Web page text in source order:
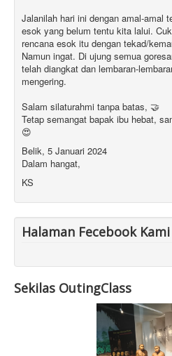
Jalanilah hari ini dengan amal-amal
esok yang belum tentu kita lalui.
rencana esok itu dengan tekad/
Namun ingat. Di ujung semua
telah diangkat dan lembaran-
mengering.
Salam silaturahmi tanpa batas, 🤝
Tetap semangat bapak ibu hebat,
😍
Belik, 5 Januari 2024
Dalam hangat,
KS
Halaman Fecebook Kami
Sekilas OutingClass